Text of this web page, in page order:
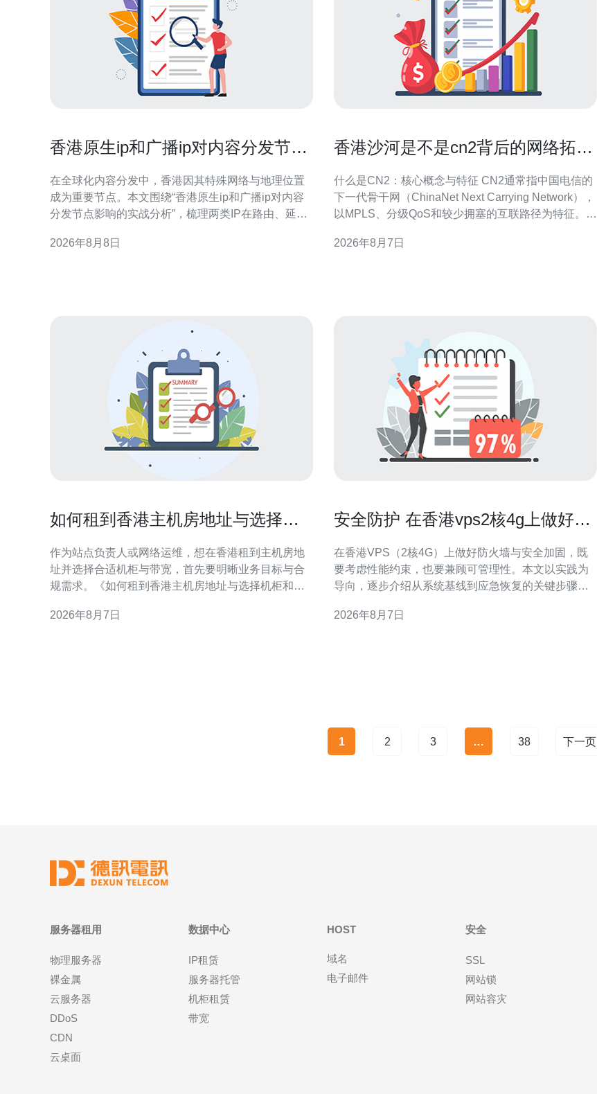
香港原生ip和广播ip对内容分发节点
在全球化内容分发中，香港因其特殊网络与地理位置
成为重要节点。本文围绕“香港原生ip和广播ip对内容
分发节点影响的实战分析”，梳理两类IP在路由、延
化建议，便于工程与运营决策。 概念与差异解读 “原
2026年8月8日
香港沙河是不是cn2背后的网络拓扑
什么是CN2：核心概念与特征 CN2通常指中国电信的
下一代骨干网（ChinaNet Next Carrying Network），
以MPLS、分级QoS和较少拥塞的互联路径为特征。
常见表现为BGP策略、专属光缆通道和流量工程策略
2026年8月7日
如何租到香港主机房地址与选择机
作为站点负责人或网络运维，想在香港租到主机房地
址并选择合适机柜与带宽，首先要明晰业务目标与合
规需求。《如何租到香港主机房地址与选择机柜和带
性能、成本与合规性，便于后续谈判与部署。 为什么
2026年8月7日
安全防护 在香港vps2核4g上做好防
在香港VPS（2核4G）上做好防火墙与安全加固，既
要考虑性能约束，也要兼顾可管理性。本文以实践为
导向，逐步介绍从系统基线到应急恢复的关键步骤，
系。 了解威胁面与资源限制 首先评估香港VPS 2核4G
2026年8月7日
1 2 3 … 38 下一页
服务器租用
物理服务器
裸金属
云服务器
DDoS
CDN
云桌面
数据中心
IP租赁
服务器托管
机柜租赁
带宽
HOST
域名
电子邮件
安全
SSL
网站锁
网站容灾